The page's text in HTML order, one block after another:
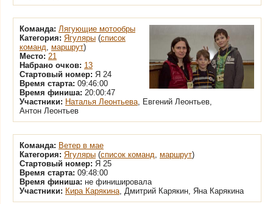
Команда: Лягующие мотообры
Категория: Ягуляры (список
команд, маршрут)
Место: 21
Набрано очков: 13
Стартовый номер: Я 24
Время старта: 09:46:00
Время финиша: 20:00:47
Участники: Наталья Леонтьева, Евгений Леонтьев,
Антон Леонтьев
Команда: Ветер в мае
Категория: Ягуляры (список команд, маршрут)
Стартовый номер: Я 25
Время старта: 09:48:00
Время финиша: не финишировала
Участники: Кира Карякина, Дмитрий Карякин, Яна Карякина